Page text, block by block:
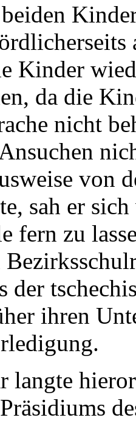
Kinder
da die
nicht
von
sah er
fern zu
der
ihren
langte